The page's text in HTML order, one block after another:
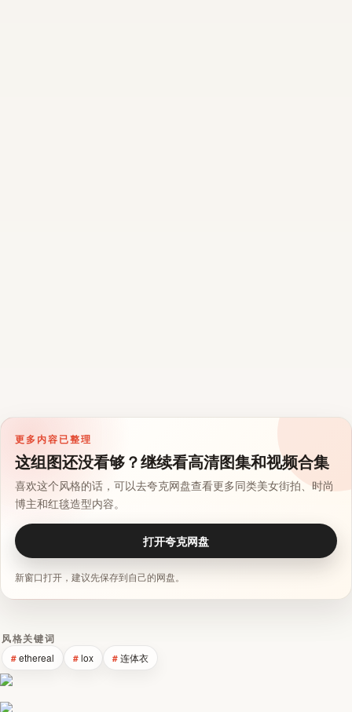
更多内容已整理
这组图还没看够？继续看高清图集和视频合集
喜欢这个风格的话，可以去夸克网盘查看更多同类美女街拍、时尚
博主和红毯造型内容。
打开夸克网盘
新窗口打开，建议先保存到自己的网盘。
风格关键词
ethereal lox 连体衣